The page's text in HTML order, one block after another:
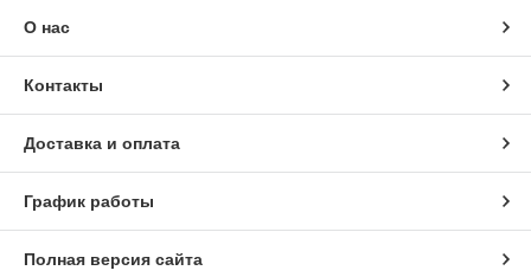
О нас
Контакты
Доставка и оплата
График работы
Полная версия сайта